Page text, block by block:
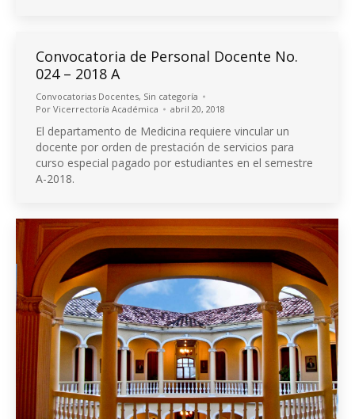
Convocatoria de Personal Docente No.
024 – 2018 A
Convocatorias Docentes, Sin categoría
Por Vicerrectoría Académica abril 20, 2018
El departamento de Medicina requiere vincular un
docente por orden de prestación de servicios para
curso especial pagado por estudiantes en el semestre
A-2018.